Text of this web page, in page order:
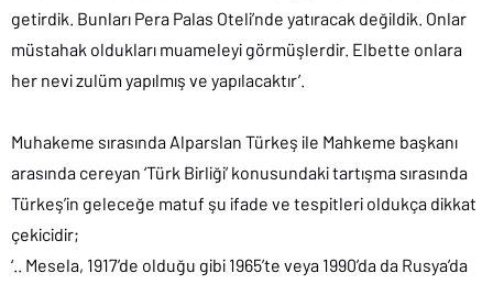
getirdik. Bunları Pera Palas Oteli’nde yatıracak değildik. Onlar
müstahak oldukları muameleyi görmüşlerdir. Elbette onlara
her nevi zulüm yapılmış ve yapılacaktır’.
Muhakeme sırasında Alparslan Türkeş ile Mahkeme başkanı
arasında cereyan ‘Türk Birliği’ konusundaki tartışma sırasında
Türkeş’in geleceğe matuf şu ifade ve tespitleri oldukça dikkat
çekicidir;
‘.. Mesela, 1917’de olduğu gibi 1965’te veya 1990’da da Rusya’da